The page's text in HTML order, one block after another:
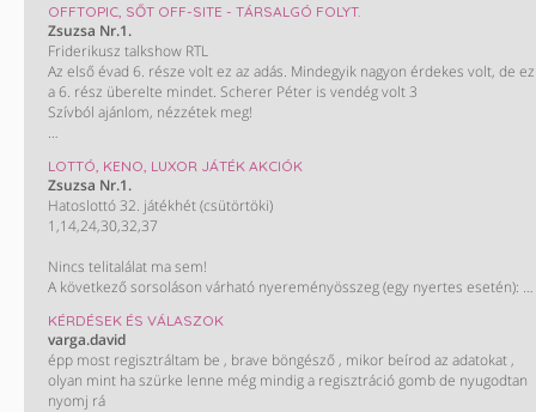
Vásárlási utira-kártyákra cserélem vagy kp.
OFFTOPIC, SŐT OFF-SITE - TÁRSALGÓ FOLYT.
Zsuzsa Nr.1.
Friderikusz talkshow RTL
Az első évad 6. része volt ez az adás. Mindegyik nagyon érdekes volt, de ez
a 6. rész überelte mindet. Scherer Péter is vendég volt 3
Szívból ajánlom, nézzétek meg!
c_13181455
LOTTÓ, KENO, LUXOR JÁTÉK AKCIÓK
Zsuzsa Nr.1.
Hatoslottó 32. játékhét (csütörtöki)
1,14,24,30,32,37
Nincs telitalálat ma sem!
A következő sorsoláson várható nyereményösszeg (egy nyertes esetén):
KÉRDÉSEK ÉS VÁLASZOK
varga.david
épp most regisztráltam be , brave böngésző , mikor beírod az adatokat ,
olyan mint ha szürke lenne még mindig a regisztráció gomb de nyugodtan
nyomj rá